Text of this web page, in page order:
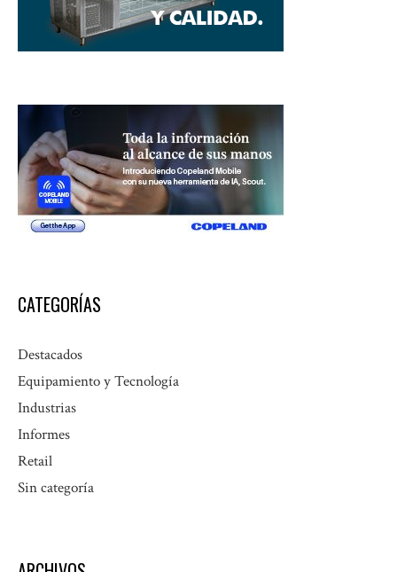
CATEGORÍAS
Destacados
Equipamiento y Tecnología
Industrias
Informes
Retail
Sin categoría